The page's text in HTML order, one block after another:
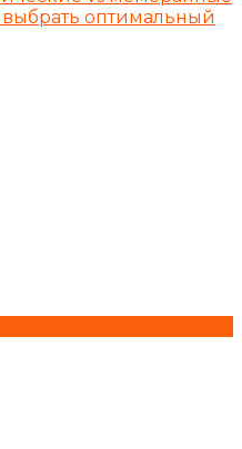
выбрать оптимальный